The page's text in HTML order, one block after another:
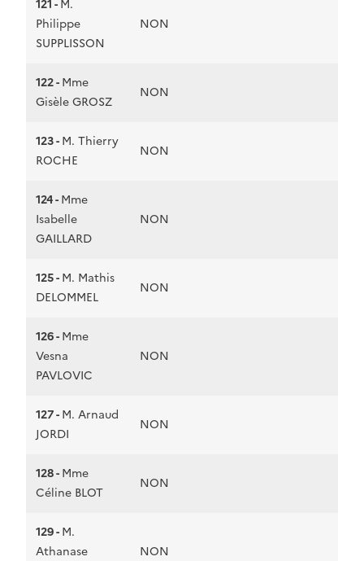
121 -M.
Philippe
SUPPLISSON
NON
122 -Mme
Gisèle GROSZ
NON
123 -M. Thierry
ROCHE
NON
124 -Mme
Isabelle
GAILLARD
NON
125 -M. Mathis
DELOMMEL
NON
126 -Mme
Vesna
PAVLOVIC
NON
127 -M. Arnaud
JORDI
NON
128 -Mme
Céline BLOT
NON
129 -M.
Athanase
NON